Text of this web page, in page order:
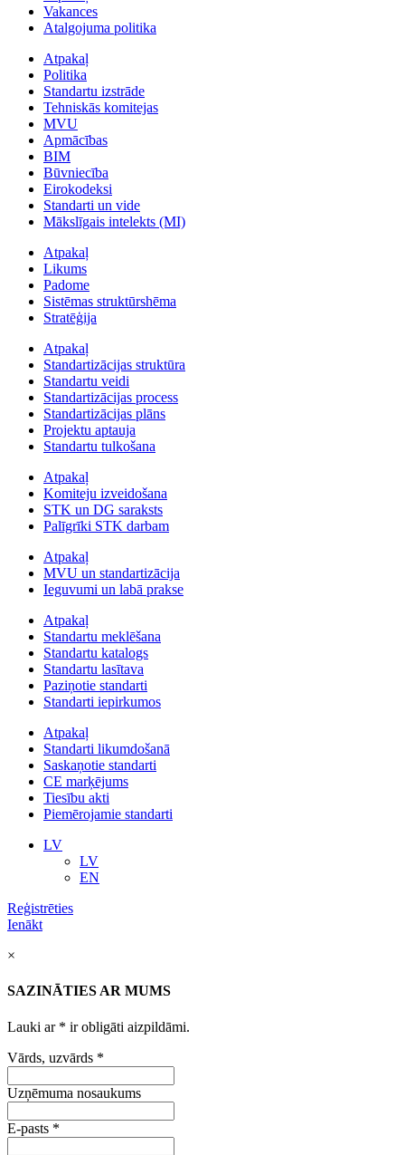
Vakances
Atalgojuma politika
Atpakaļ
Politika
Standartu izstrāde
Tehniskās komitejas
MVU
Apmācības
BIM
Būvniecība
Eirokodeksi
Standarti un vide
Mākslīgais intelekts (MI)
Atpakaļ
Likums
Padome
Sistēmas struktūrshēma
Stratēģija
Atpakaļ
Standartizācijas struktūra
Standartu veidi
Standartizācijas process
Standartizācijas plāns
Projektu aptauja
Standartu tulkošana
Atpakaļ
Komiteju izveidošana
STK un DG saraksts
Palīgrīki STK darbam
Atpakaļ
MVU un standartizācija
Ieguvumi un labā prakse
Atpakaļ
Standartu meklēšana
Standartu katalogs
Standartu lasītava
Paziņotie standarti
Standarti iepirkumos
Atpakaļ
Standarti likumdošanā
Saskaņotie standarti
CE marķējums
Tiesību akti
Piemērojamie standarti
LV
LV
EN
Reģistrēties
Ienākt
×
SAZINĀTIES AR MUMS
Lauki ar * ir obligāti aizpildāmi.
Vārds, uzvārds *
Uzņēmuma nosaukums
E-pasts *